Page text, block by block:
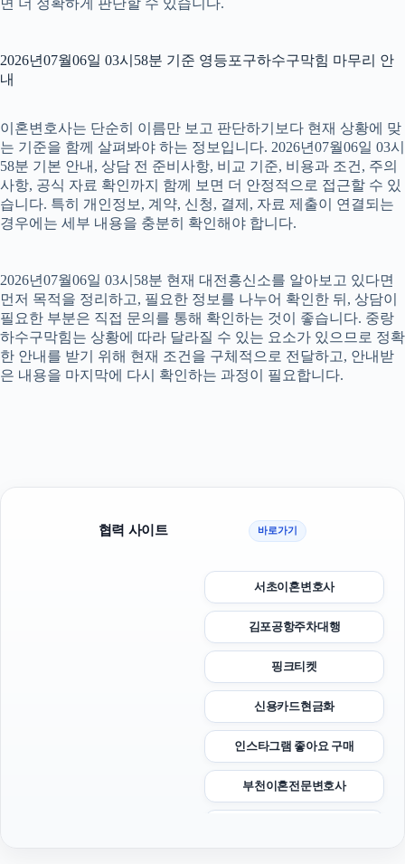
면 더 정확하게 판단할 수 있습니다.
2026년07월06일 03시58분 기준 영등포구하수구막힘 마무리 안
내
이혼변호사는 단순히 이름만 보고 판단하기보다 현재 상황에 맞
는 기준을 함께 살펴봐야 하는 정보입니다. 2026년07월06일 03시
58분 기본 안내, 상담 전 준비사항, 비교 기준, 비용과 조건, 주의
사항, 공식 자료 확인까지 함께 보면 더 안정적으로 접근할 수 있
습니다. 특히 개인정보, 계약, 신청, 결제, 자료 제출이 연결되는
경우에는 세부 내용을 충분히 확인해야 합니다.
2026년07월06일 03시58분 현재 대전흥신소를 알아보고 있다면
먼저 목적을 정리하고, 필요한 정보를 나누어 확인한 뒤, 상담이
필요한 부분은 직접 문의를 통해 확인하는 것이 좋습니다. 중랑
하수구막힘는 상황에 따라 달라질 수 있는 요소가 있으므로 정확
한 안내를 받기 위해 현재 조건을 구체적으로 전달하고, 안내받
은 내용을 마지막에 다시 확인하는 과정이 필요합니다.
협력 사이트 바로가기
서초이혼변호사
김포공항주차대행
핑크티켓
신용카드현금화
인스타그램 좋아요 구매
부천이혼전문변호사